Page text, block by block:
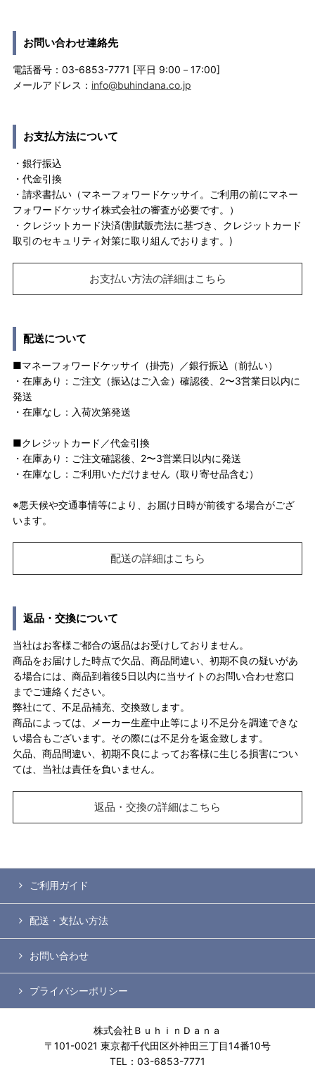
お問い合わせ連絡先
電話番号：03-6853-7771 [平日 9:00－17:00]
メールアドレス： info@buhindana.co.jp
お支払方法について
・銀行振込
・代金引換
・請求書払い（マネーフォワードケッサイ。ご利用の前にマネー
フォワードケッサイ株式会社の審査が必要です。）
・クレジットカード決済(割賦販売法に基づき、クレジットカード
取引のセキュリティ対策に取り組んでおります。)
お支払い方法の詳細はこちら
配送について
■マネーフォワードケッサイ（掛売）／銀行振込（前払い）
・在庫あり：ご注文（振込はご入金）確認後、2〜3営業日以内に
発送
・在庫なし：入荷次第発送
■クレジットカード／代金引換
・在庫あり：ご注文確認後、2〜3営業日以内に発送
・在庫なし：ご利用いただけません（取り寄せ品含む）
※悪天候や交通事情等により、お届け日時が前後する場合がござ
います。
配送の詳細はこちら
返品・交換について
当社はお客様ご都合の返品はお受けしておりません。
商品をお届けした時点で欠品、商品間違い、初期不良の疑いがあ
る場合には、商品到着後5日以内に当サイトのお問い合わせ窓口
までご連絡ください。
弊社にて、不足品補充、交換致します。
商品によっては、メーカー生産中止等により不足分を調達できな
い場合もございます。その際には不足分を返金致します。
欠品、商品間違い、初期不良によってお客様に生じる損害につい
ては、当社は責任を負いません。
返品・交換の詳細はこちら
ご利用ガイド
配送・支払い方法
お問い合わせ
プライバシーポリシー
株式会社ＢｕｈｉｎＤａｎａ
〒101-0021 東京都千代田区外神田三丁目14番10号
TEL：03-6853-7771